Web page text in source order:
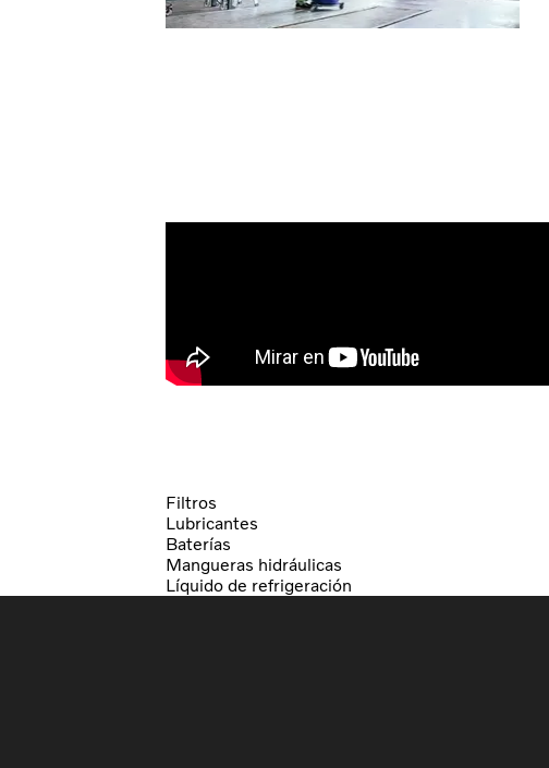
Filtros
Lubricantes
Baterías
Mangueras hidráulicas
Líquido de refrigeración